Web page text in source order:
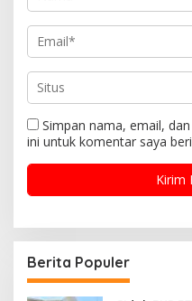
Simpan nama, email,
ini untuk komentar saya
Berita Populer